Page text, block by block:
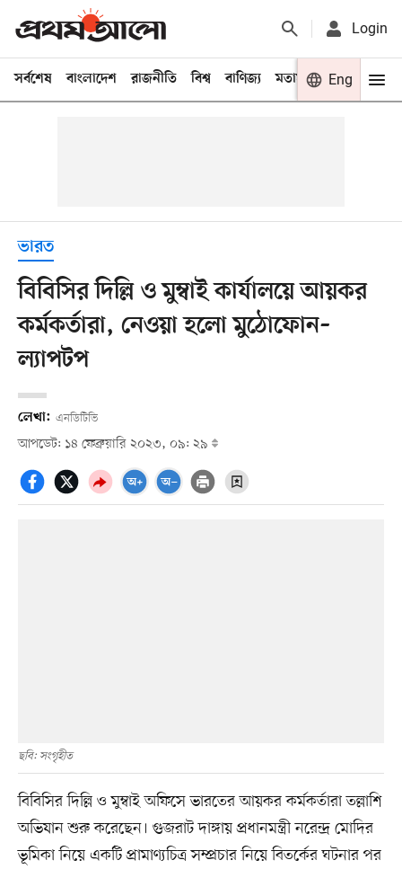
Login
সর্বশেষ বাংলাদেশ রাজনীতি বিশ্ব বাণিজ্য মতামত খেলা
Eng
ভারত
বিবিসির দিল্লি ও মুম্বাই কার্যালয়ে আয়কর
কর্মকর্তারা, নেওয়া হলো মুঠোফোন–
ল্যাপটপ
লেখা: এনডিটিভি
আপডেট: ১৪ ফেব্রুয়ারি ২০২৩, ০৯: ২৯
ছবি: সংগৃহীত
বিবিসির দিল্লি ও মুম্বাই অফিসে ভারতের আয়কর কর্মকর্তারা তল্লাশি
অভিযান শুরু করেছেন। গুজরাট দাঙ্গায় প্রধানমন্ত্রী নরেন্দ্র মোদির
ভূমিকা নিয়ে একটি প্রামাণ্যচিত্র সম্প্রচার নিয়ে বিতর্কের ঘটনার পর